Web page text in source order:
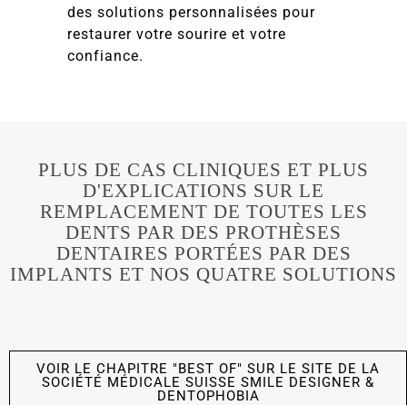
des solutions personnalisées pour
restaurer votre sourire et votre
confiance.
PLUS DE CAS CLINIQUES ET PLUS
D'EXPLICATIONS SUR LE
REMPLACEMENT DE TOUTES LES
DENTS PAR DES PROTHÈSES
DENTAIRES PORTÉES PAR DES
IMPLANTS ET NOS QUATRE SOLUTIONS
VOIR LE CHAPITRE "BEST OF" SUR LE SITE DE LA
SOCIÉTÉ MÉDICALE SUISSE SMILE DESIGNER &
DENTOPHOBIA